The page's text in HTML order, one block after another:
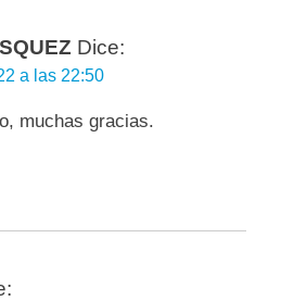
Dice:
a las 22:50
muchas gracias.